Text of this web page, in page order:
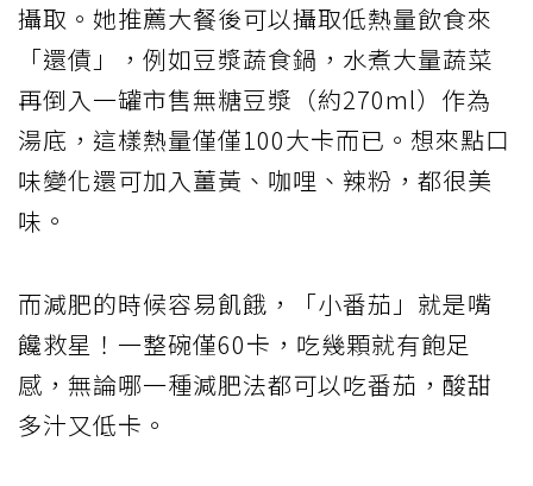
攝取。她推薦大餐後可以攝取低熱量飲食來
「還債」，例如豆漿蔬食鍋，水煮大量蔬菜
再倒入一罐市售無糖豆漿（約270ml）作為
湯底，這樣熱量僅僅100大卡而已。想來點口
味變化還可加入薑黃、咖哩、辣粉，都很美
味。
而減肥的時候容易飢餓，「小番茄」就是嘴
饞救星！一整碗僅60卡，吃幾顆就有飽足
感，無論哪一種減肥法都可以吃番茄，酸甜
多汁又低卡。